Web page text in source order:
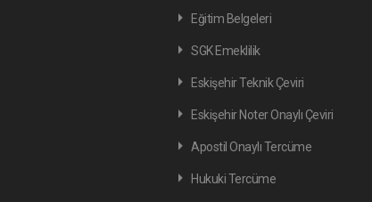
Eğitim Belgeleri
SGK Emeklilik
Eskişehir Teknik Çeviri
Eskişehir Noter Onaylı Çeviri
Apostil Onaylı Tercüme
Hukuki Tercüme